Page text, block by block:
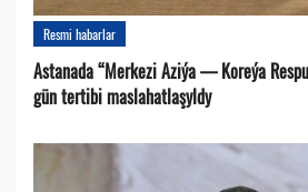
Resmi habarlar
Astanada “Merkezi Aziýa — Koreýa
gün tertibi maslahatlaşyldy